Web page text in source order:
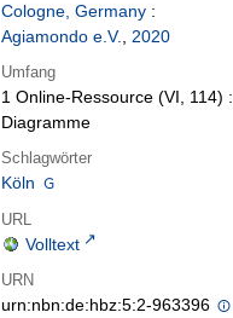
Cologne, Germany :
Agiamondo e.V., 2020
Umfang
1 Online-Ressource (VI, 114) :
Diagramme
Schlagwörter
Köln
URL
Volltext
URN
urn:nbn:de:hbz:5:2-963396